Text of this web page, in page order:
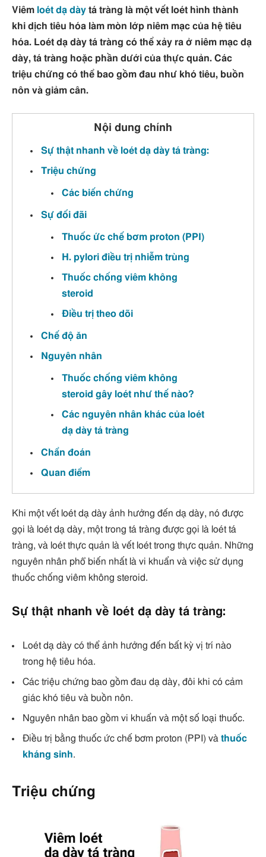
Viêm loét dạ dày tá tràng là một vết loét hình thành
khi dịch tiêu hóa làm mòn lớp niêm mạc của hệ tiêu
hóa. Loét dạ dày tá tràng có thể xảy ra ở niêm mạc dạ
dày, tá tràng hoặc phần dưới của thực quản. Các
triệu chứng có thể bao gồm đau như khó tiêu, buồn
nôn và giảm cân.
Nội dung chính
Sự thật nhanh về loét dạ dày tá tràng:
Triệu chứng
Các biến chứng
Sự đối đãi
Thuốc ức chế bơm proton (PPI)
H. pylori điều trị nhiễm trùng
Thuốc chống viêm không
steroid
Điều trị theo dõi
Chế độ ăn
Nguyên nhân
Thuốc chống viêm không
steroid gây loét như thế nào?
Các nguyên nhân khác của loét
dạ dày tá tràng
Chẩn đoán
Quan điểm
Khi một vết loét dạ dày ảnh hưởng đến dạ dày, nó được
gọi là loét dạ dày, một trong tá tràng được gọi là loét tá
tràng, và loét thực quản là vết loét trong thực quản. Những
nguyên nhân phổ biến nhất là vi khuẩn và việc sử dụng
thuốc chống viêm không steroid.
Sự thật nhanh về loét dạ dày tá tràng:
Loét dạ dày có thể ảnh hưởng đến bất kỳ vị trí nào
trong hệ tiêu hóa.
Các triệu chứng bao gồm đau dạ dày, đôi khi có cảm
giác khó tiêu và buồn nôn.
Nguyên nhân bao gồm vi khuẩn và một số loại thuốc.
Điều trị bằng thuốc ức chế bơm proton (PPI) và thuốc
kháng sinh.
Triệu chứng